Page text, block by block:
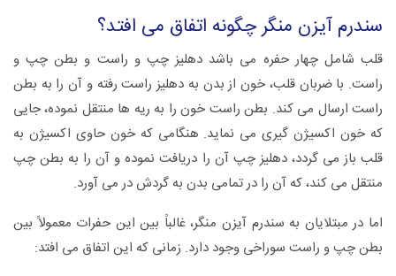
سندرم آیزن منگر چگونه اتفاق می افتد؟
قلب شامل چهار حفره می باشد دهلیز چپ و راست و بطن چپ و
راست. با ضربان قلب، خون از بدن به دهلیز راست رفته و آن را به بطن
راست ارسال می کند. بطن راست خون را به ریه ها منتقل نموده، جایی
که خون اکسیژن گیری می نماید. هنگامی که خون حاوی اکسیژن به
قلب باز می گردد، دهلیز چپ آن را دریافت نموده و آن را به بطن چپ
منتقل می کند، که آن را در تمامی بدن به گردش در می آورد.
اما در مبتلایان به سندرم آیزن منگر، غالباً بین این حفرات معمولاً بین
بطن چپ و راست سوراخی وجود دارد. زمانی که این اتفاق می افتد: